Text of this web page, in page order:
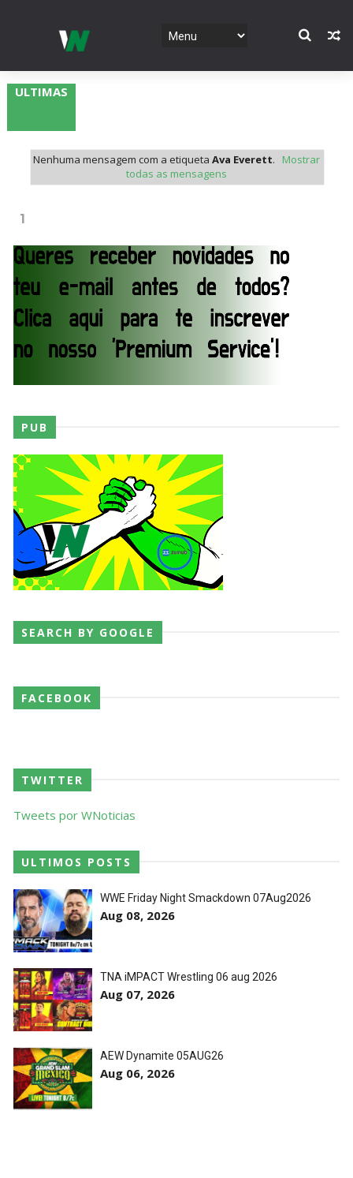
ULTIMAS
Nenhuma mensagem com a etiquetaAva Everett.
Mostrar
todas as mensagens
1
PUB
SEARCH BY GOOGLE
FACEBOOK
TWITTER
Tweets por WNoticias
ULTIMOS POSTS
WWE Friday Night Smackdown 07Aug2026
Aug 08, 2026
TNA iMPACT Wrestling 06 aug 2026
Aug 07, 2026
AEW Dynamite 05AUG26
Aug 06, 2026